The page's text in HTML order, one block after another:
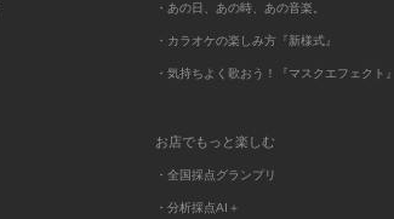
・あの日、あの時、あの音楽。
・カラオケの楽しみ方『新様式』
・気持ちよく歌おう！『マスクエフェクト』
お店でもっと楽しむ
・全国採点グランプリ
・分析採点AI＋